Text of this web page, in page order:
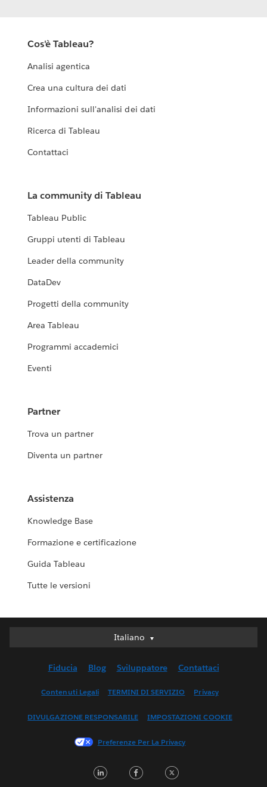
Cos'è Tableau?
Analisi agentica
Crea una cultura dei dati
Informazioni sull'analisi dei dati
Ricerca di Tableau
Contattaci
La community di Tableau
Tableau Public
Gruppi utenti di Tableau
Leader della community
DataDev
Progetti della community
Area Tableau
Programmi accademici
Eventi
Partner
Trova un partner
Diventa un partner
Assistenza
Knowledge Base
Formazione e certificazione
Guida Tableau
Tutte le versioni
Italiano
Italiano
English (UK)
Français (Canada)
한국어
Fiducia Blog Sviluppatore Contattaci
Contenuti Legali TERMINI DI SERVIZIO Privacy
DIVULGAZIONE RESPONSABILE IMPOSTAZIONI COOKIE
Preferenze Per La Privacy
LinkedInFacebook